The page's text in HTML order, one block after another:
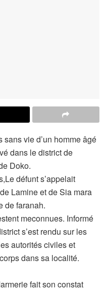
vie d’un homme âgé
dans le district de
Doko.
défunt s’appelait
Lamine et de Sia mara
de faranah.
meconnues. Informé
s’est rendu sur les
autorités civiles et
dans sa localité.
fait son constat